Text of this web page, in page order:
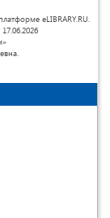
eLIBRARY.RU.